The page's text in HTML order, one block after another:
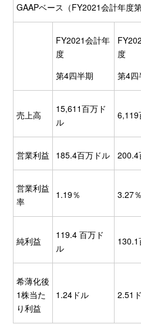
GAAPベース（FY2021会計年度第
FY2021会計年
度
第4四半期
度
第4四
売上高
15,611百万ド
ル
6,119
営業利益 185.4百万ドル 200.4
営業利益
率
1.19％ 3.27％
純利益
119.4 百万ド
ル
130.1
希薄化後
1株当た
り利益
1.24ドル 2.51